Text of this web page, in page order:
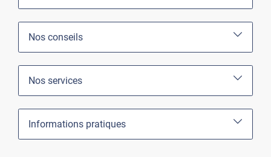
Nos conseils
Nos services
Informations pratiques